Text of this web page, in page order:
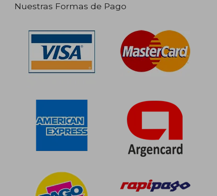
Nuestras Formas de Pago